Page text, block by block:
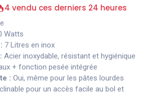
4 vendu ces derniers 24 heures
Watts
7 Litres en inox
Acier inoxydable, résistant et hygiénique
+ fonction pesée intégrée
: Oui, même pour les pâtes lourdes
pour un accès facile au bol et